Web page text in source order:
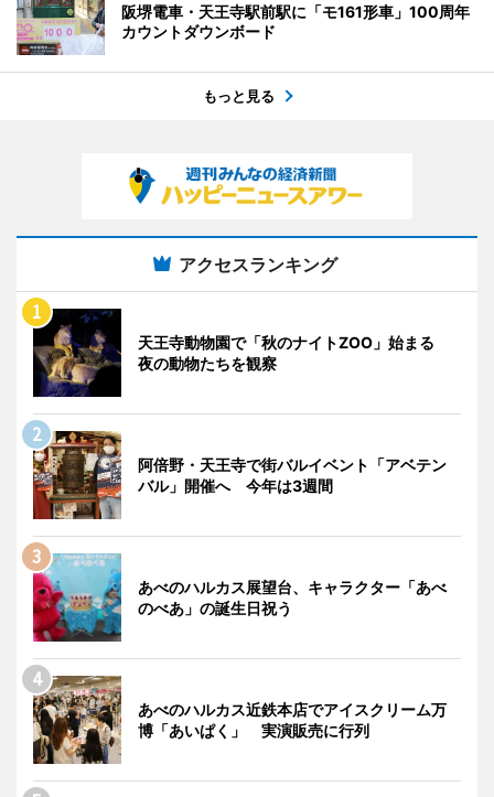
阪堺電車・天王寺駅前駅に「モ161形車」100周年
カウントダウンボード
もっと見る
アクセスランキング
天王寺動物園で「秋のナイトZOO」始まる
夜の動物たちを観察
阿倍野・天王寺で街バルイベント「アベテン
バル」開催へ 今年は3週間
あべのハルカス展望台、キャラクター「あべ
のべあ」の誕生日祝う
あべのハルカス近鉄本店でアイスクリーム万
博「あいぱく」 実演販売に行列